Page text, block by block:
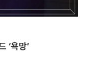
‘욕망’